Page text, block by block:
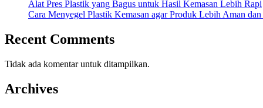
Alat Pres Plastik yang Bagus untuk Hasil Kemasan Lebih Rapi
Cara Menyegel Plastik Kemasan agar Produk Lebih Aman
Recent Comments
Tidak ada komentar untuk ditampilkan.
Archives